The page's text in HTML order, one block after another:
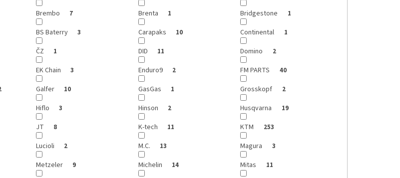
Brembo 7 Brenta 1 Bridgestone 1
BS Baterry 3 Carapaks 10 Continental 1
ČZ 1 DID 11 Domino 2
EK Chain 3 Enduro9 2 FM PARTS 40
Galfer 10 GasGas 1 Grosskopf 2
Hiflo 3 Hinson 2 Husqvarna 19
JT 8 K-tech 11 KTM 253
Lucioli 2 M.C. 13 Magura 3
Metzeler 9 Michelin 14 Mitas 11